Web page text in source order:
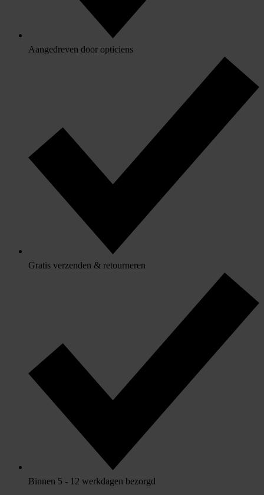
Aangedreven door opticiens
Gratis verzenden & retourneren
Binnen 5 - 12 werkdagen bezorgd